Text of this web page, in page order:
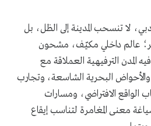
لا تنسحب المدينة إلى الظل، بل
عالم داخلي مكيّف، مشحون
المدن الترفيهية العملاقة مع
والأحواض البحرية الشاسعة، وتجارب
الواقع الافتراضي، ومسارات
معنى المغامرة لتناسب إيقاع